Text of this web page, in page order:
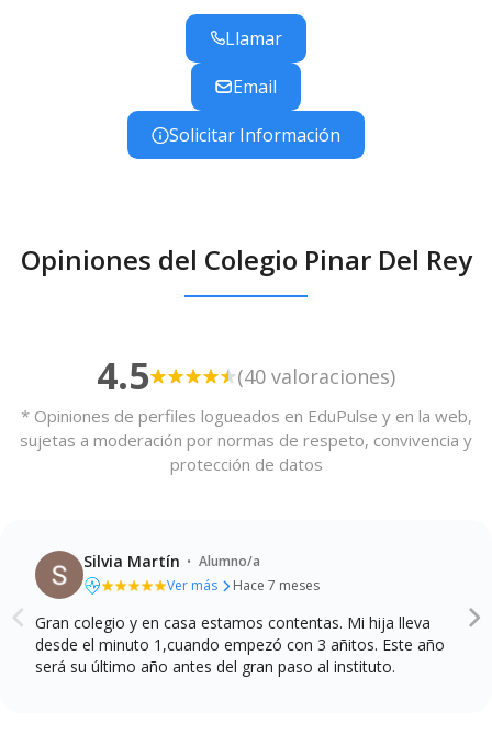
columpios...), enfermería, huerto, sala de juegos, dos
bibliotecas, aula de psicomotricidad, gimnasio, salón
de actos, aula del futuro, sala de informática, aula de
música, educación compensatoria, aula sensorial, dos
Llamar
Email
Solicitar Información
Opiniones del Colegio Pinar Del Rey
4.5 (40 valoraciones)
* Opiniones de perfiles logueados en EduPulse y en la web,
sujetas a moderación por normas de respeto, convivencia y
protección de datos
Silvia Martín · Alumno/a
Ver más
Hace 7 meses
Calidad de la enseñanza
Profesionalidad del profesorado
Instalaciones y recursos
Comunicación y atención a las familias
Gran colegio y en casa estamos contentas. Mi hija lleva
desde el minuto 1,cuando empezó con 3 añitos. Este año
será su último año antes del gran paso al instituto.